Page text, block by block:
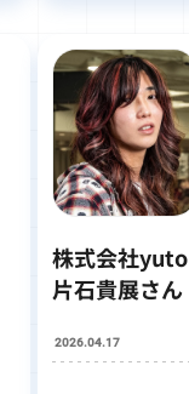
株式会社
片石貴展さん
2026.04.17